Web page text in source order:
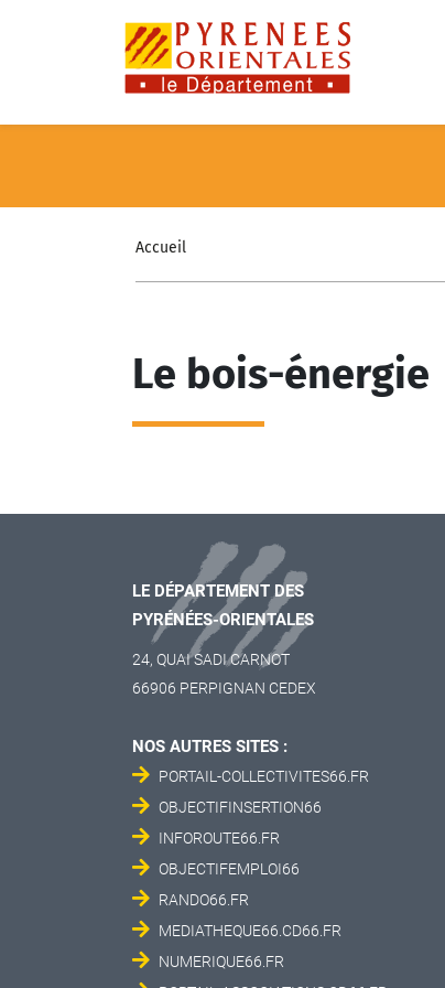
Accueil
Le bois-énergie
LE DÉPARTEMENT DES
PYRÉNÉES-ORIENTALES
24, QUAI SADI CARNOT
66906 PERPIGNAN CEDEX
NOS AUTRES SITES :
PORTAIL-COLLECTIVITES66.FR
OBJECTIFINSERTION66
INFOROUTE66.FR
OBJECTIFEMPLOI66
RANDO66.FR
MEDIATHEQUE66.CD66.FR
NUMERIQUE66.FR